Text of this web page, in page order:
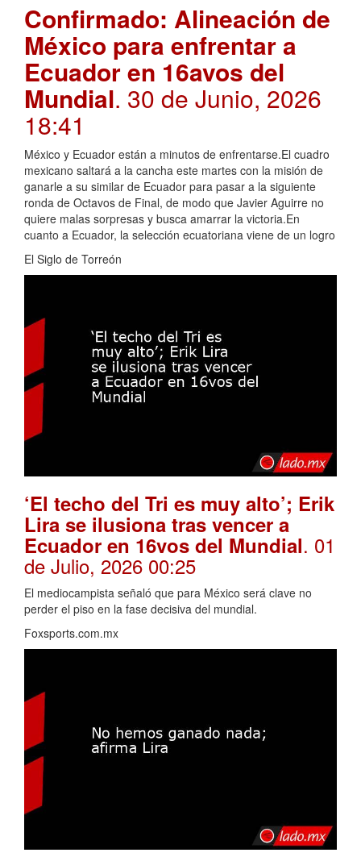
Confirmado: Alineación de
México para enfrentar a
Ecuador en 16avos del
Mundial. 30 de Junio, 2026
18:41
México y Ecuador están a minutos de enfrentarse.El cuadro
mexicano saltará a la cancha este martes con la misión de
ganarle a su similar de Ecuador para pasar a la siguiente
ronda de Octavos de Final, de modo que Javier Aguirre no
quiere malas sorpresas y busca amarrar la victoria.En
cuanto a Ecuador, la selección ecuatoriana viene de un logro
El Siglo de Torreón
‘El techo del Tri es muy alto’; Erik
Lira se ilusiona tras vencer a
Ecuador en 16vos del Mundial. 01
de Julio, 2026 00:25
El mediocampista señaló que para México será clave no
perder el piso en la fase decisiva del mundial.
Foxsports.com.mx